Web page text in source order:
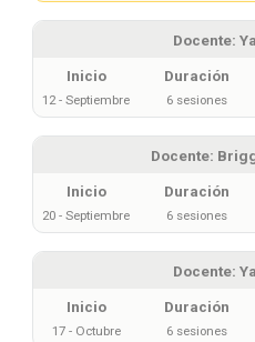
Docente:
Inicio
12 - Septiembre
Duración
6 sesiones
Docente:
Inicio
20 - Septiembre
Duración
6 sesiones
Docente:
Inicio
17 - Octubre
Duración
6 sesiones